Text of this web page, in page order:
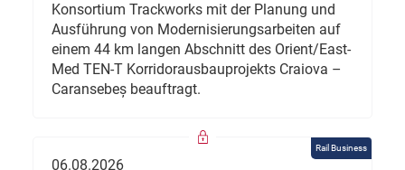
Konsortium Trackworks mit der Planung und
Ausführung von Modernisierungsarbeiten auf
einem 44 km langen Abschnitt des Orient/East-
Med TEN-T Korridorausbauprojekts Craiova –
Caransebeș beauftragt.
Rail Business
06.08.2026